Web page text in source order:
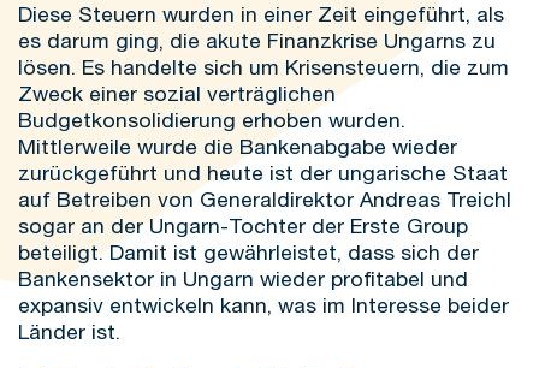
Diese Steuern wurden in einer Zeit eingeführt, als
es darum ging, die akute Finanzkrise Ungarns zu
lösen. Es handelte sich um Krisensteuern, die zum
Zweck einer sozial verträglichen
Budgetkonsolidierung erhoben wurden.
Mittlerweile wurde die Bankenabgabe wieder
zurückgeführt und heute ist der ungarische Staat
auf Betreiben von Generaldirektor Andreas Treichl
sogar an der Ungarn-Tochter der Erste Group
beteiligt. Damit ist gewährleistet, dass sich der
Bankensektor in Ungarn wieder profitabel und
expansiv entwickeln kann, was im Interesse beider
Länder ist.